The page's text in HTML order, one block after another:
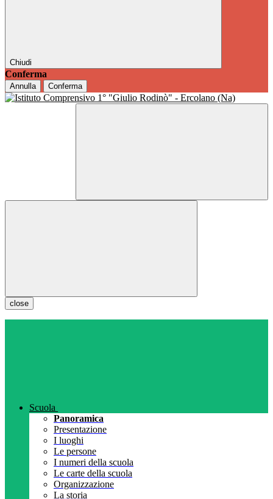
Chiudi
Conferma
Annulla Conferma
close
Scuola
Panoramica
Presentazione
I luoghi
Le persone
I numeri della scuola
Le carte della scuola
Organizzazione
La storia